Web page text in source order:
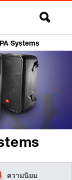
Systems
ความนิยม